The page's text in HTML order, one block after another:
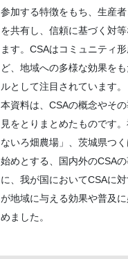
参加する特徴をもち、生産
を共有し、信頼に基づく対
ます。CSAはコミュニティ
ど、地域への多様な効果を
ルとして注目されています。
本資料は、CSAの概念やそ
見をとりまとめたものです
ないろ畑農場」、茨城県つ
始めとする、国内外のCSA
に、我が国においてCSAに
が地域に与える効果や普及
めました。